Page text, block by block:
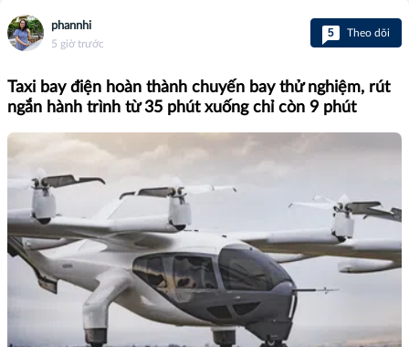
phannhi
5 giờ trước
5 Theo dõi
Taxi bay điện hoàn thành chuyến bay thử nghiệm, rút
ngắn hành trình từ 35 phút xuống chỉ còn 9 phút